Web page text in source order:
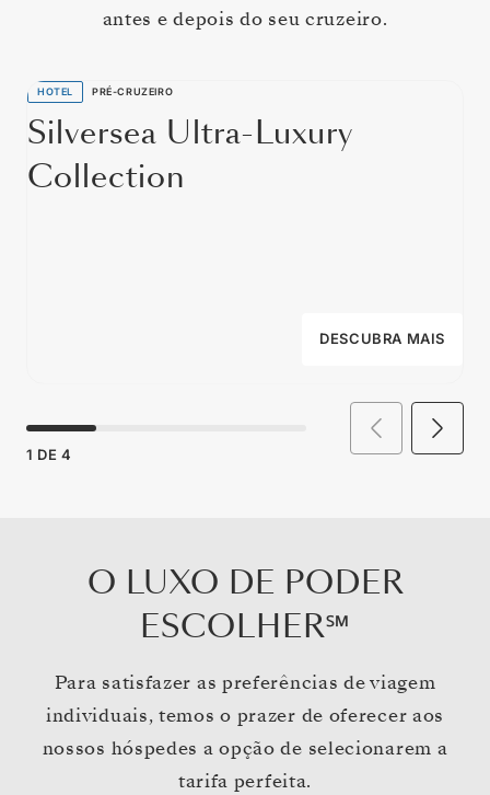
antes e depois do seu cruzeiro.
HOTEL PRÉ-CRUZEIRO
Silversea Ultra-Luxury
Collection
DESCUBRA MAIS
1 DE 4
O LUXO DE PODER
ESCOLHER℠
Para satisfazer as preferências de viagem
individuais, temos o prazer de oferecer aos
nossos hóspedes a opção de selecionarem a
tarifa perfeita.